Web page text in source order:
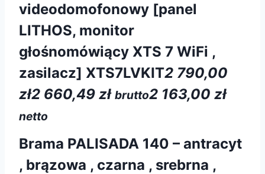
videodomofonowy [panel
LITHOS, monitor
głośnomówiący XTS 7 WiFi ,
zasilacz] XTS7LVKIT2 790,00
zł2 660,49 zł brutto2 163,00 zł
netto
Brama PALISADA 140 – antracyt
, brązowa , czarna , srebrna ,